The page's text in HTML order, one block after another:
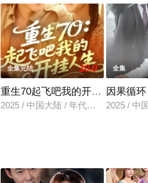
全集完结 10.0
重生70起飞吧我的开挂人生
2025 / 中国大陆 / 年代穿越
全集
因果循环
2025 / 中